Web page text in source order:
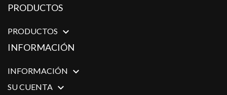
PRODUCTOS
PRODUCTOS 
INFORMACIÓN
INFORMACIÓN 
SU CUENTA 